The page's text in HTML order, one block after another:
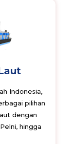
Indonesia,
pilihan
dengan
hingga